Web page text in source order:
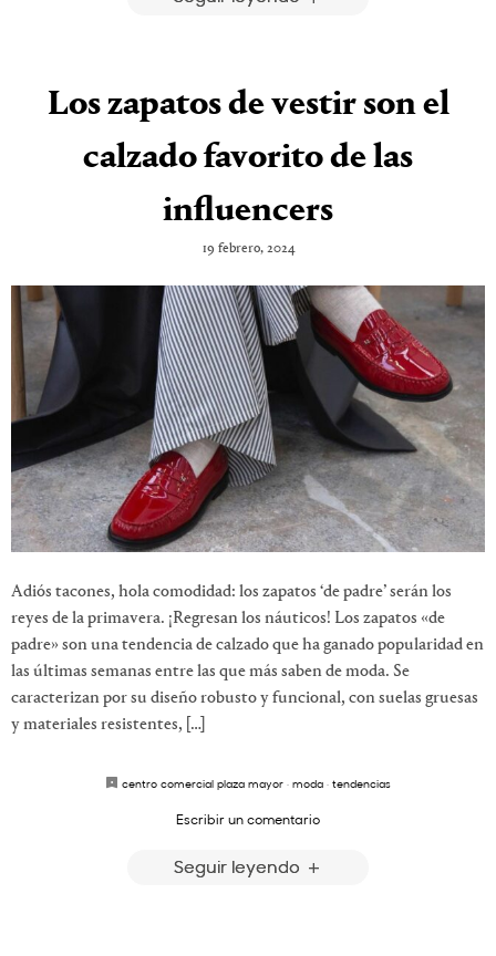
Los zapatos de vestir son el
calzado favorito de las
influencers
19 febrero, 2024
Adiós tacones, hola comodidad: los zapatos ‘de padre’ serán los
reyes de la primavera. ¡Regresan los náuticos! Los zapatos «de
padre» son una tendencia de calzado que ha ganado popularidad en
las últimas semanas entre las que más saben de moda. Se
caracterizan por su diseño robusto y funcional, con suelas gruesas
y materiales resistentes, […]
centro comercial plaza mayor · moda · tendencias
Escribir un comentario
Seguir leyendo